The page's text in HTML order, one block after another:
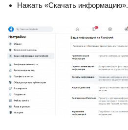
Нажать «Скачать информацию».